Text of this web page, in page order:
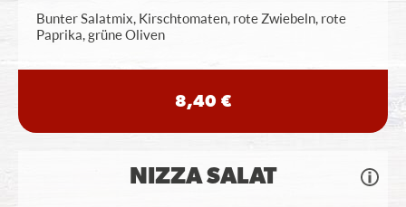
Bunter Salatmix, Kirschtomaten, rote Zwiebeln, rote
Paprika, grüne Oliven
8,40 €
NIZZA SALAT